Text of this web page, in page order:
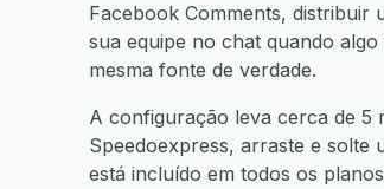
Facebook Comments, distribuir
sua equipe no chat quando
mesma fonte de verdade.
A configuração leva cerca de 5
Speedoexpress, arraste e solte
está incluído em todos os